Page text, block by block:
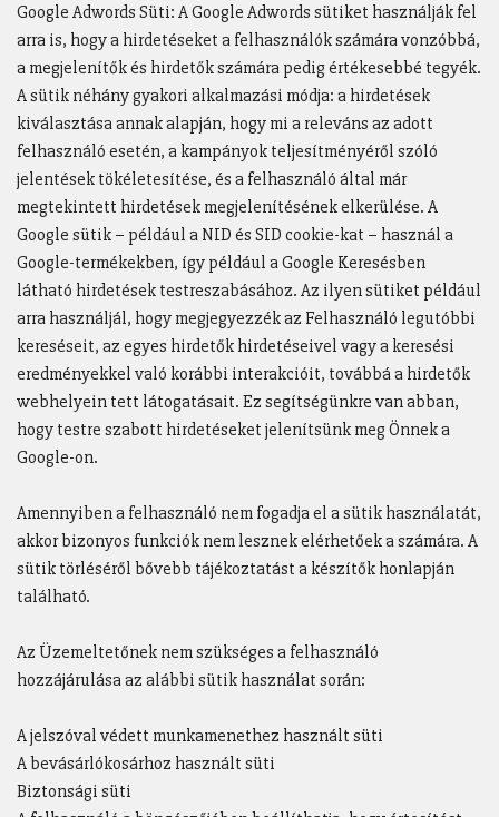
Google Adwords Süti: A Google Adwords sütiket használják fel
arra is, hogy a hirdetéseket a felhasználók számára vonzóbbá,
a megjelenítők és hirdetők számára pedig értékesebbé tegyék.
A sütik néhány gyakori alkalmazási módja: a hirdetések
kiválasztása annak alapján, hogy mi a releváns az adott
felhasználó esetén, a kampányok teljesítményéről szóló
jelentések tökéletesítése, és a felhasználó által már
megtekintett hirdetések megjelenítésének elkerülése. A
Google sütik – például a NID és SID cookie-kat – használ a
Google-termékekben, így például a Google Keresésben
látható hirdetések testreszabásához. Az ilyen sütiket például
arra használjál, hogy megjegyezzék az Felhasználó legutóbbi
kereséseit, az egyes hirdetők hirdetéseivel vagy a keresési
eredményekkel való korábbi interakcióit, továbbá a hirdetők
webhelyein tett látogatásait. Ez segítségünkre van abban,
hogy testre szabott hirdetéseket jelenítsünk meg Önnek a
Google-on.
Amennyiben a felhasználó nem fogadja el a sütik használatát,
akkor bizonyos funkciók nem lesznek elérhetőek a számára. A
sütik törléséről bővebb tájékoztatást a készítők honlapján
található.
Az Üzemeltetőnek nem szükséges a felhasználó
hozzájárulása az alábbi sütik használat során:
A jelszóval védett munkamenethez használt süti
A bevásárlókosárhoz használt süti
Biztonsági süti